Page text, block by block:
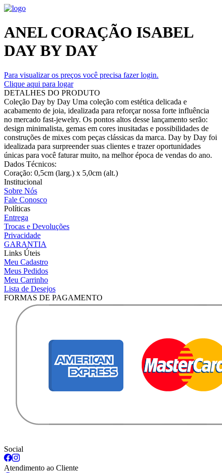
ANEL CORAÇÃO ISABEL
DAY BY DAY
Para visualizar os preços você precisa fazer login.
Clique aqui para logar
DETALHES DO PRODUTO
Coleção Day by Day Uma coleção com estética delicada e
acabamento de joia, idealizada para reforçar nossa forte influência
no mercado fast-jewelry. Os pontos altos desse lançamento serão:
design minimalista, gemas em cores inusitadas e possibilidades de
construções de mixes com peças clássicas da marca. Day by Day foi
idealizada para surpreender suas clientes e trazer oportunidades
únicas para você faturar muito, na melhor época de vendas do ano.
Dados Técnicos:
Coração: 0,5cm (larg.) x 5,0cm (alt.)
Institucional
Sobre Nós
Fale Conosco
Políticas
Entrega
Trocas e Devoluções
Privacidade
GARANTIA
Links Úteis
Meu Cadastro
Meus Pedidos
Meu Carrinho
Lista de Desejos
FORMAS DE PAGAMENTO
Social
Atendimento ao Cliente